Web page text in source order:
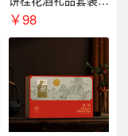
AL1377
￥98